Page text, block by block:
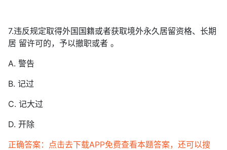
7.违反规定取得外国国籍或者获取境外永久居留资格、长期
居 留许可的，予以撤职或者 。
A. 警告
B. 记过
C. 记大过
D. 开除
正确答案：点击去下载APP免费查看本题答案，还可以搜